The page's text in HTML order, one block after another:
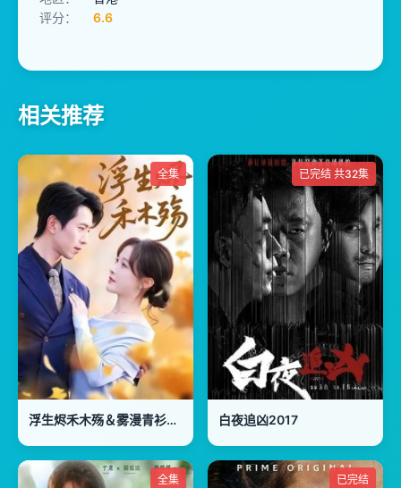
评分：
6.6
相关推荐
全集
浮生烬禾木殇＆雾漫青衫沾白露
已完结 共32集
白夜追凶2017
全集 已完结